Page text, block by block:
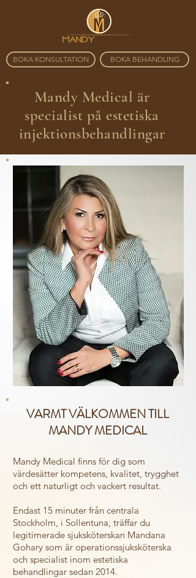
BOKA KONSULTATION BOKA BEHANDLING
Mandy Medical är
specialist på estetiska
injektionsbehandlingar
VARMT VÄLKOMMEN TILL
MANDY MEDICAL
Mandy Medical finns för dig som
värdesätter kompetens, kvalitet, trygghet
och ett naturligt och vackert resultat.
Endast 15 minuter från centrala
Stockholm, i Sollentuna, träffar du
legitimerade sjuksköterskan Mandana
Gohary som är operationssjuksköterska
och specialist inom estetiska
behandlingar sedan 2014.